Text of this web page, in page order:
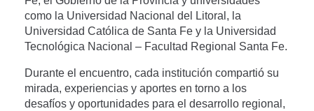
como la Universidad Nacional del Litoral, la
Universidad Católica de Santa Fe y la Universidad
Tecnológica Nacional – Facultad Regional Santa Fe.
Durante el encuentro, cada institución compartió su
mirada, experiencias y aportes en torno a los
desafíos y oportunidades para el desarrollo regional,